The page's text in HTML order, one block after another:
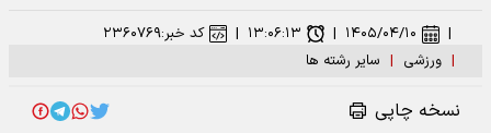
| ورزشی | سایر رشته ها
| ۱۴۰۵/۰۴/۱۰ | ۱۳:۰۶:۱۳ | کد خبر:۲۳۶۰۷۶۹
نسخه چاپی